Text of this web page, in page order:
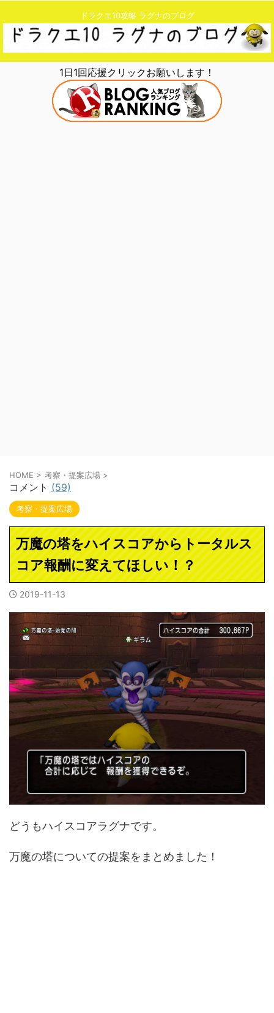
ドラクエ10攻略 ラグナのブログ
1日1回応援クリックお願いします！
HOME > 考察・提案広場 >
コメント (59)
考察・提案広場
万魔の塔をハイスコアからトータルス
コア報酬に変えてほしい！？
2019-11-13
どうもハイスコアラグナです。
万魔の塔についての提案をまとめました！